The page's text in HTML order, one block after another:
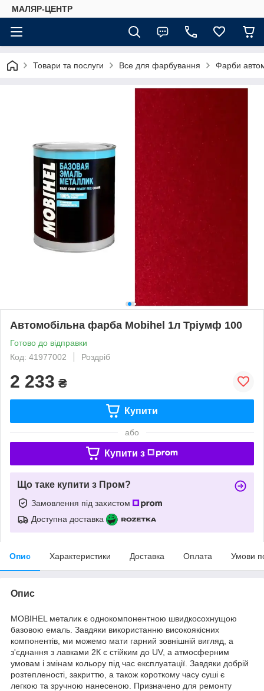
МАЛЯР-ЦЕНТР
Товари та послуги Все для фарбування Фарби
Автомобільна фарба Mobihel 1л Тріумф 100
Готово до відправки
Код: 41977002
Роздріб
2 233 ₴
Купити
або
Купити з
Що таке купити з Пром?
Замовлення під захистом
Доступна доставка
Опис Характеристики Доставка Оплата Умови
Опис
MOBIHEL металик є однокомпонентною швидкосохнущою
базовою емаль. Завдяки використанню високоякісних
компонентів, ми можемо мати гарний зовнішній вигляд, а
з'єднання з лавками 2К є стійким до UV, а атмосферним
умовам і змінам кольору під час експлуатації. Завдяки добрій
розтепленості, закриттю, а також короткому часу суші є
легкою та зручною нанесеною. Призначено для ремонту